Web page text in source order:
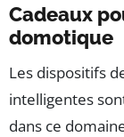
Cadeaux
domotique
Les dispositifs
intelligentes
dans ce